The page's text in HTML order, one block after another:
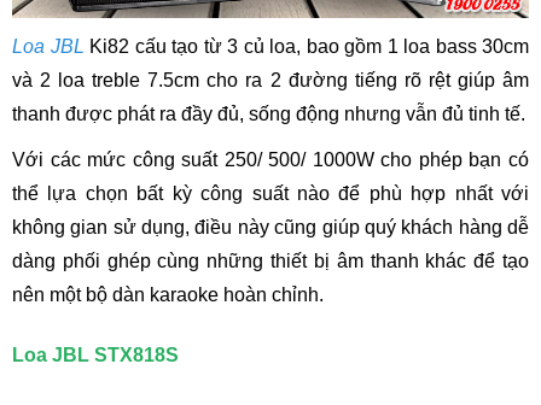
Loa JBL Ki82 cấu tạo từ 3 củ loa, bao gồm 1 loa bass 30cm
và 2 loa treble 7.5cm cho ra 2 đường tiếng rõ rệt giúp âm
thanh được phát ra đầy đủ, sống động nhưng vẫn đủ tinh tế.
Với các mức công suất 250/ 500/ 1000W cho phép bạn có
thể lựa chọn bất kỳ công suất nào để phù hợp nhất với
không gian sử dụng, điều này cũng giúp quý khách hàng dễ
dàng phối ghép cùng những thiết bị âm thanh khác để tạo
nên một bộ dàn karaoke hoàn chỉnh.
Loa JBL STX818S